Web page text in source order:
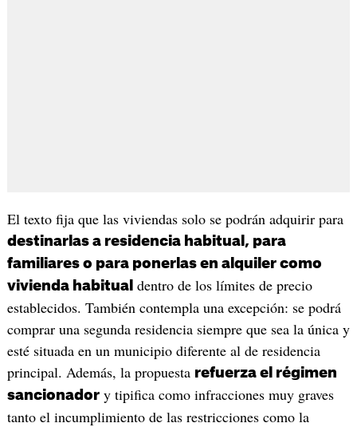
El texto fija que las viviendas solo se podrán adquirir para
destinarlas a residencia habitual, para
familiares o para ponerlas en alquiler como
vivienda habitual dentro de los límites de precio
establecidos. También contempla una excepción: se podrá
comprar una segunda residencia siempre que sea la única y
esté situada en un municipio diferente al de residencia
principal. Además, la propuesta refuerza el régimen
sancionadory tipifica como infracciones muy graves
tanto el incumplimiento de las restricciones como la